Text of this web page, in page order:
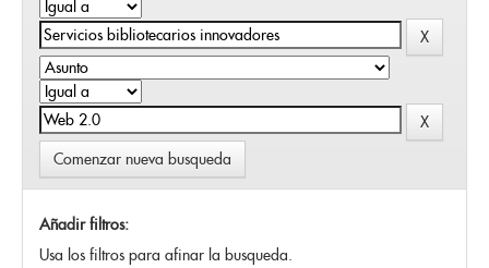
Comenzar nueva busqueda
Añadir filtros:
Usa los filtros para afinar la busqueda.